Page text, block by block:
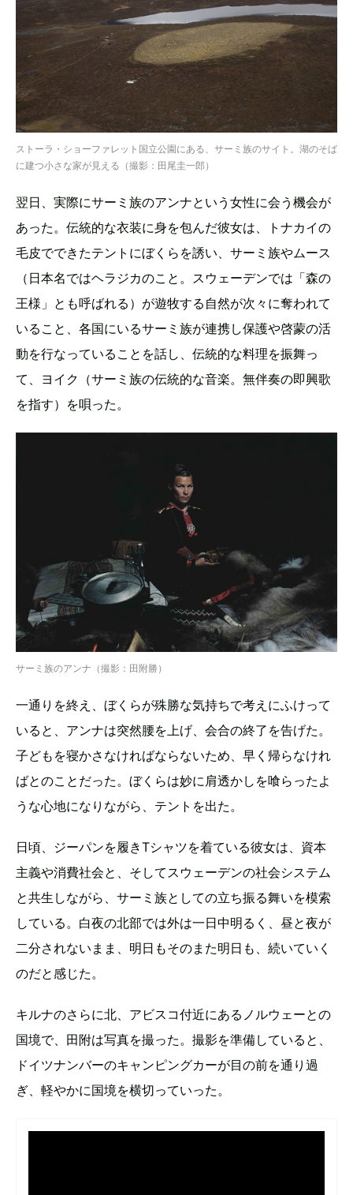
ストーラ・ショーファレット国立公園にある、サーミ族のサイト。湖のそば
に建つ小さな家が見える（撮影：田尾圭一郎）
翌日、実際にサーミ族のアンナという女性に会う機会が
あった。伝統的な衣装に身を包んだ彼女は、トナカイの
毛皮でできたテントにぼくらを誘い、サーミ族やムース
（日本名ではヘラジカのこと。スウェーデンでは「森の
王様」とも呼ばれる）が遊牧する自然が次々に奪われて
いること、各国にいるサーミ族が連携し保護や啓蒙の活
動を行なっていることを話し、伝統的な料理を振舞っ
て、ヨイク（サーミ族の伝統的な音楽。無伴奏の即興歌
を指す）を唄った。
サーミ族のアンナ（撮影：田附勝）
一通りを終え、ぼくらが殊勝な気持ちで考えにふけって
いると、アンナは突然腰を上げ、会合の終了を告げた。
子どもを寝かさなければならないため、早く帰らなけれ
ばとのことだった。ぼくらは妙に肩透かしを喰らったよ
うな心地になりながら、テントを出た。
日頃、ジーパンを履きTシャツを着ている彼女は、資本
主義や消費社会と、そしてスウェーデンの社会システム
と共生しながら、サーミ族としての立ち振る舞いを模索
している。白夜の北部では外は一日中明るく、昼と夜が
二分されないまま、明日もそのまた明日も、続いていく
のだと感じた。
キルナのさらに北、アビスコ付近にあるノルウェーとの
国境で、田附は写真を撮った。撮影を準備していると、
ドイツナンバーのキャンピングカーが目の前を通り過
ぎ、軽やかに国境を横切っていった。